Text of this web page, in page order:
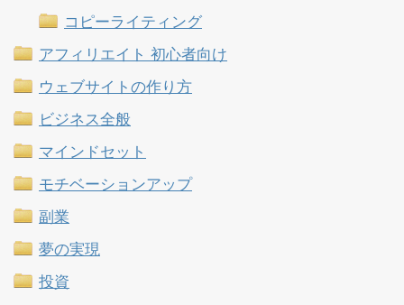
コピーライティング
アフィリエイト 初心者向け
ウェブサイトの作り方
ビジネス全般
マインドセット
モチベーションアップ
副業
夢の実現
投資